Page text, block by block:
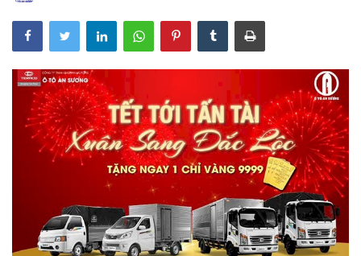
Mẹo vặt sửa xe
Thiết kế cải tạo
Lái xe an toàn
Tin tức
Videos